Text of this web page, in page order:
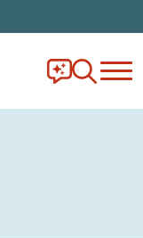
Frag Ella!
Zur